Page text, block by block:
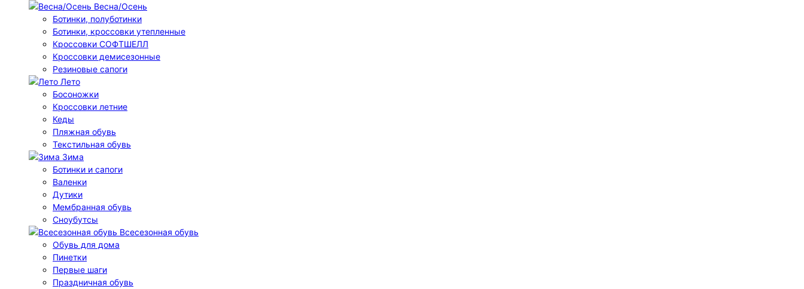
Весна/Осень
Ботинки, полуботинки
Ботинки, кроссовки утепленные
Кроссовки СОФТШЕЛЛ
Кроссовки демисезонные
Резиновые сапоги
Лето
Босоножки
Кроссовки летние
Кеды
Пляжная обувь
Текстильная обувь
Зима
Ботинки и сапоги
Валенки
Дутики
Мембранная обувь
Сноубутсы
Всесезонная обувь
Обувь для дома
Пинетки
Первые шаги
Праздничная обувь